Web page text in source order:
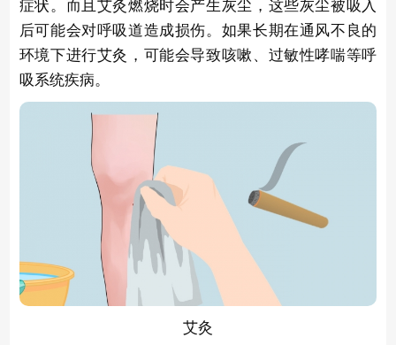
症状。而且艾灸燃烧时会产生灰尘，这些灰尘被吸入
后可能会对呼吸道造成损伤。如果长期在通风不良的
环境下进行艾灸，可能会导致咳嗽、过敏性哮喘等呼
吸系统疾病。
艾灸